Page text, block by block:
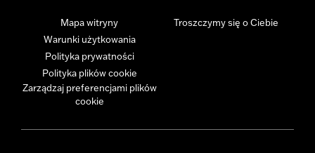
Mapa witryny
Warunki użytkowania
Polityka prywatności
Polityka plików cookie
Zarządzaj preferencjami plików
cookie
Troszczymy się o Ciebie